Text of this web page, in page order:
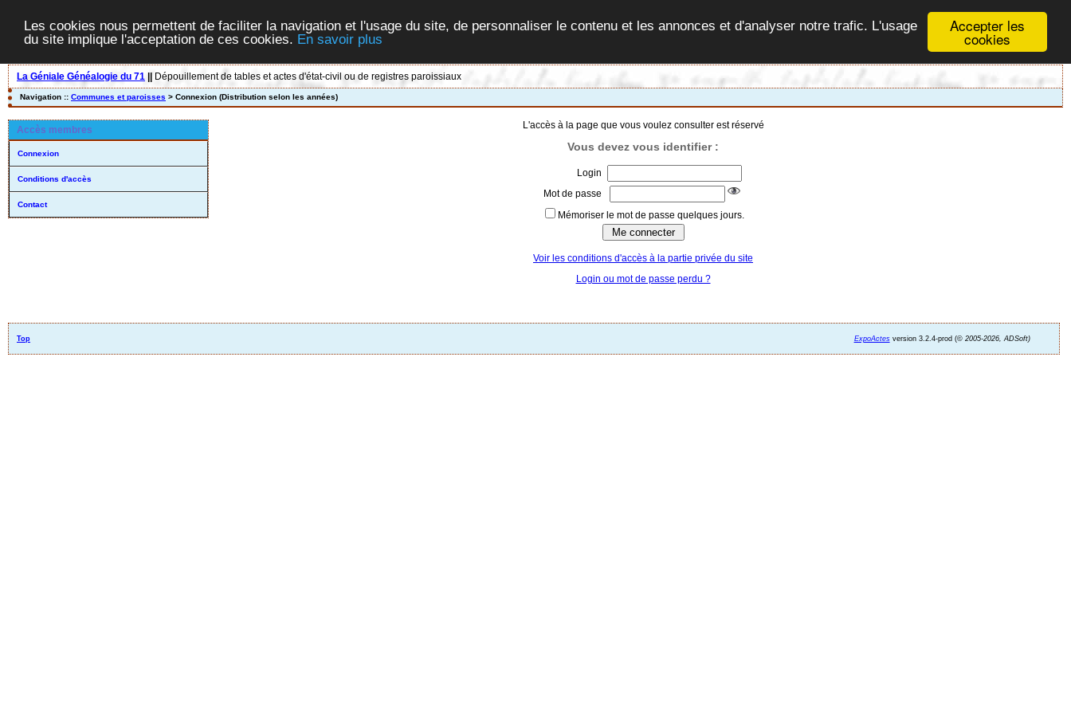
Accepter les
cookies
Les cookies nous permettent de faciliter la navigation et l'usage du site, de personnaliser le contenu et les annonces et d'analyser notre trafic. L'usage
du site implique l'acceptation de ces cookies. En savoir plus
La Géniale Généalogie du 71 Dépouillement de tables et actes d'état-civil ou de registres paroissiaux
Navigation :: Communes et paroisses > Connexion (Distribution selon les années)
Accès membres
Connexion
Conditions d'accès
Contact
L'accès à la page que vous voulez consulter est réservé
Vous devez vous identifier :
Login
Mot de passe
Mémoriser le mot de passe quelques jours.
Voir les conditions d'accès à la partie privée du site
Login ou mot de passe perdu ?
Top ExpoActesversion 3.2.4-prod (©2005-2026, ADSoft)